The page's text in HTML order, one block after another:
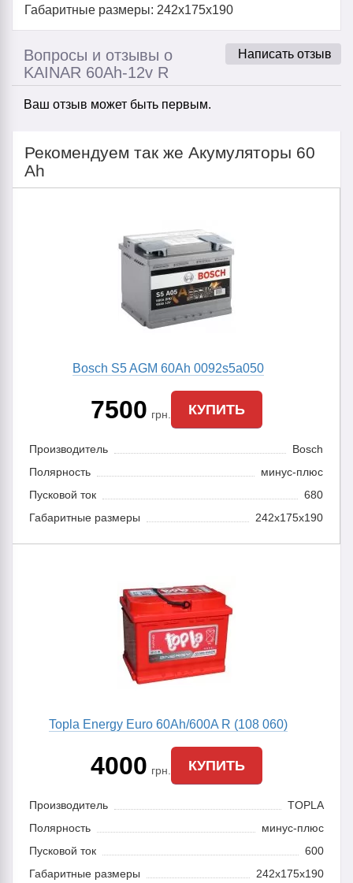
Габаритные размеры: 242x175x190
Написать отзыв
Вопросы и отзывы о
KAINAR 60Ah-12v R
Ваш отзыв может быть первым.
Рекомендуем так же Акумуляторы 60
Ah
Bosch S5 AGM 60Ah 0092s5a050
7500 грн. КУПИТЬ
Производитель
Bosch
Полярность
минус-плюс
Пусковой ток
680
Габаритные размеры
242x175x190
Topla Energy Euro 60Ah/600A R (108 060)
4000 грн. КУПИТЬ
Производитель
TOPLA
Полярность
минус-плюс
Пусковой ток
600
Габаритные размеры
242x175x190